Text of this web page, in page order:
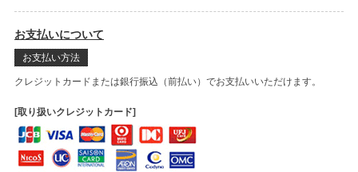
お支払いについて
お支払い方法
クレジットカードまたは銀行振込（前払い）でお支払いいただけます。
[取り扱いクレジットカード]